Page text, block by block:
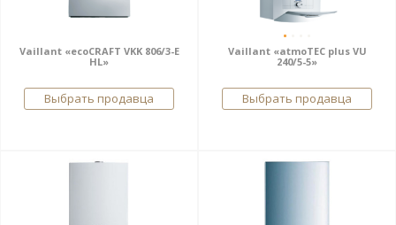
Vaillant «ecoCRAFT VKK 806/3-E
HL»
Выбрать продавца
Vaillant «atmoTEC plus VU
240/5-5»
Выбрать продавца